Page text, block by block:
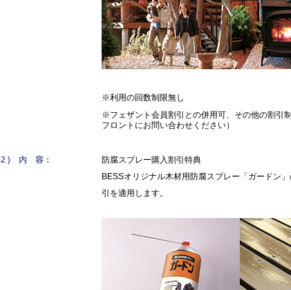
※利用の回数制限無し
※フェザント会員割引との併用可、その他の割引
フロントにお問い合わせください）
2 ) 内 容：
防腐スプレー購入割引特典
BESSオリジナル木材用防腐スプレー「ガードン
引を適用します。